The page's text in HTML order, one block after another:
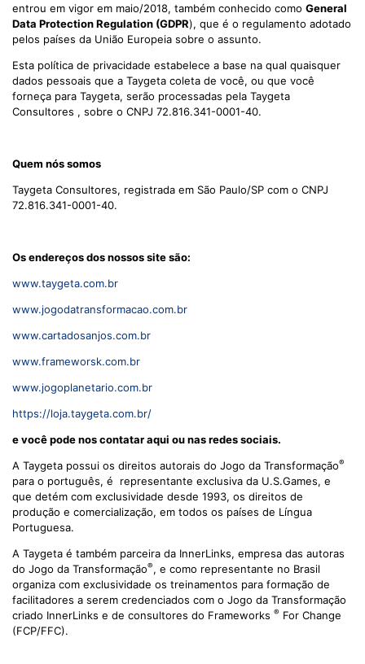
entrou em vigor em maio/2018, também conhecido como General
Data Protection Regulation (GDPR), que é o regulamento adotado
pelos países da União Europeia sobre o assunto.
Esta política de privacidade estabelece a base na qual quaisquer
dados pessoais que a Taygeta coleta de você, ou que você
forneça para Taygeta, serão processadas pela Taygeta
Consultores , sobre o CNPJ 72.816.341-0001-40.
Quem nós somos
Taygeta Consultores, registrada em São Paulo/SP com o CNPJ
72.816.341-0001-40.
Os endereços dos nossos site são:
www.taygeta.com.br
www.jogodatransformacao.com.br
www.cartadosanjos.com.br
www.frameworsk.com.br
www.jogoplanetario.com.br
https://loja.taygeta.com.br/
e você pode nos contatar aqui ou nas redes sociais.
A Taygeta possui os direitos autorais do Jogo da Transformação®
para o português, é representante exclusiva da U.S.Games, e
que detém com exclusividade desde 1993, os direitos de
produção e comercialização, em todos os países de Língua
Portuguesa.
A Taygeta é também parceira da InnerLinks, empresa das autoras
do Jogo da Transformação®, e como representante no Brasil
organiza com exclusividade os treinamentos para formação de
facilitadores a serem credenciados com o Jogo da Transformação
criado InnerLinks e de consultores do Frameworks ® For Change
(FCP/FFC).